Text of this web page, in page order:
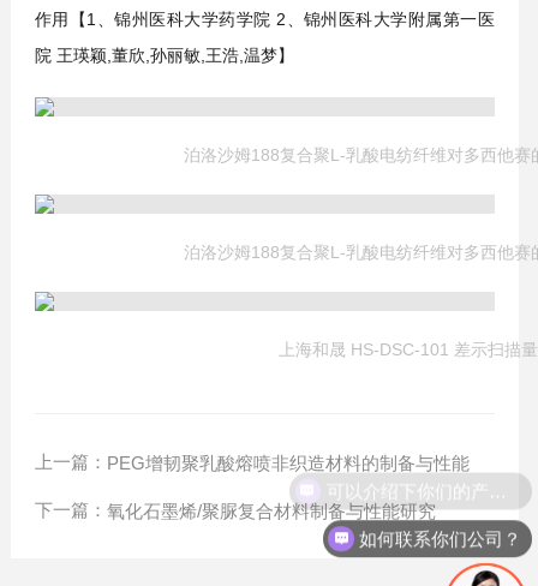
作用【1、锦州医科大学药学院 2、锦州医科大学附属第一医
院 王瑛颖,董欣,孙丽敏,王浩,温梦】
泊洛沙姆188复合聚L-乳酸电纺纤维对多西他赛
泊洛沙姆188复合聚L-乳酸电纺纤维对多西他赛
上海和晟 HS-DSC-101 差示扫描
上一篇： PEG增韧聚乳酸熔喷非织造材料的制备与性能
下一篇： 氧化石墨烯/聚脲复合材料制备与性能研究
如何联系你们公司？